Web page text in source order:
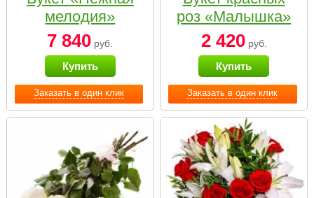
Заказать в один клик
мелодия»
7 840 руб.
Купить
Заказать в один клик
роз «Малышка»
2 420руб.
Купить